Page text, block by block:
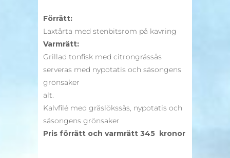
Förrätt:
Laxtårta med stenbitsrom på kavring
Varmrätt:
Grillad tonfisk med citrongrässås
serveras med nypotatis och säsongens
grönsaker
alt.
Kalvfilé med gräslökssås, nypotatis och
säsongens grönsaker
Pris förrätt och varmrätt 345 kronor